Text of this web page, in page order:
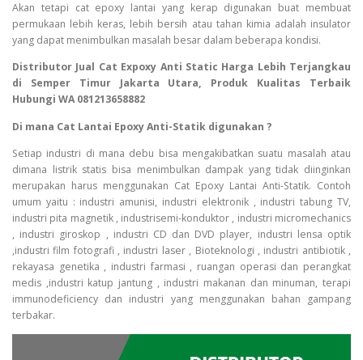
Akan tetapi cat epoxy lantai yang kerap digunakan buat membuat
permukaan lebih keras, lebih bersih atau tahan kimia adalah insulator
yang dapat menimbulkan masalah besar dalam beberapa kondisi.
Distributor Jual Cat Expoxy Anti Static Harga Lebih Terjangkau
di Semper Timur Jakarta Utara, Produk Kualitas Terbaik
Hubungi WA 081213658882
Di mana Cat Lantai Epoxy Anti-Statik digunakan ?
Setiap industri di mana debu bisa mengakibatkan suatu masalah atau
dimana listrik statis bisa menimbulkan dampak yang tidak diinginkan
merupakan harus menggunakan Cat Epoxy Lantai Anti-Statik. Contoh
umum yaitu : industri amunisi, industri elektronik , industri tabung TV,
industri pita magnetik , industrisemi-konduktor , industri micromechanics
, industri giroskop , industri CD dan DVD player, industri lensa optik
,industri film fotografi , industri laser , Bioteknologi , industri antibiotik ,
rekayasa genetika , industri farmasi , ruangan operasi dan perangkat
medis ,industri katup jantung , industri makanan dan minuman, terapi
immunodeficiency dan industri yang menggunakan bahan gampang
terbakar.